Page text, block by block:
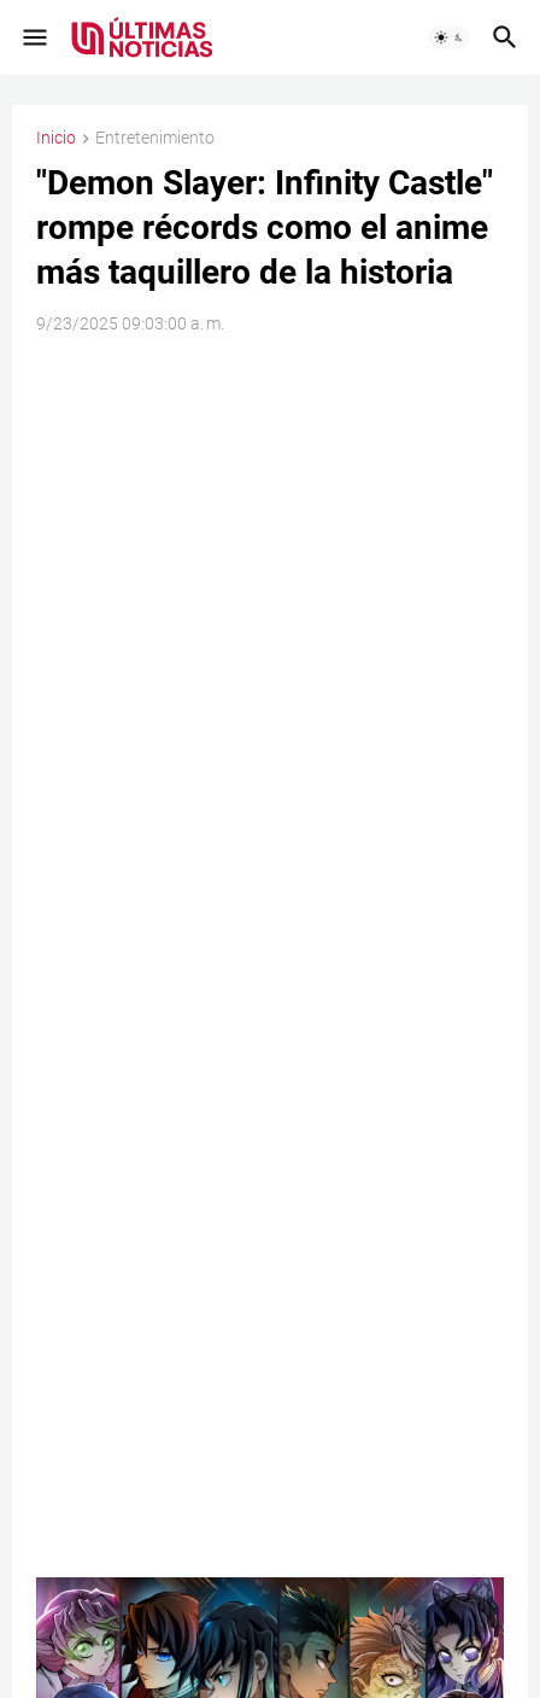
Inicio Entretenimiento
"Demon Slayer: Infinity Castle"
rompe récords como el anime
más taquillero de la historia
9/23/2025 09:03:00 a. m.